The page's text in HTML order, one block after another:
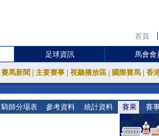
首頁
足球資訊 馬會會
賽馬新聞 主要賽事 視聽播放區 國際賽馬 香
騎師分場表 參考資料 統計資料 賽果 賽